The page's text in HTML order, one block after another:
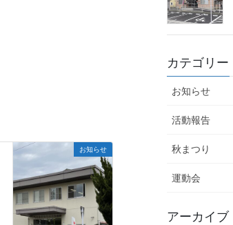
お知らせ
カテゴリー
お知らせ
活動報告
秋まつり
運動会
アーカイブ